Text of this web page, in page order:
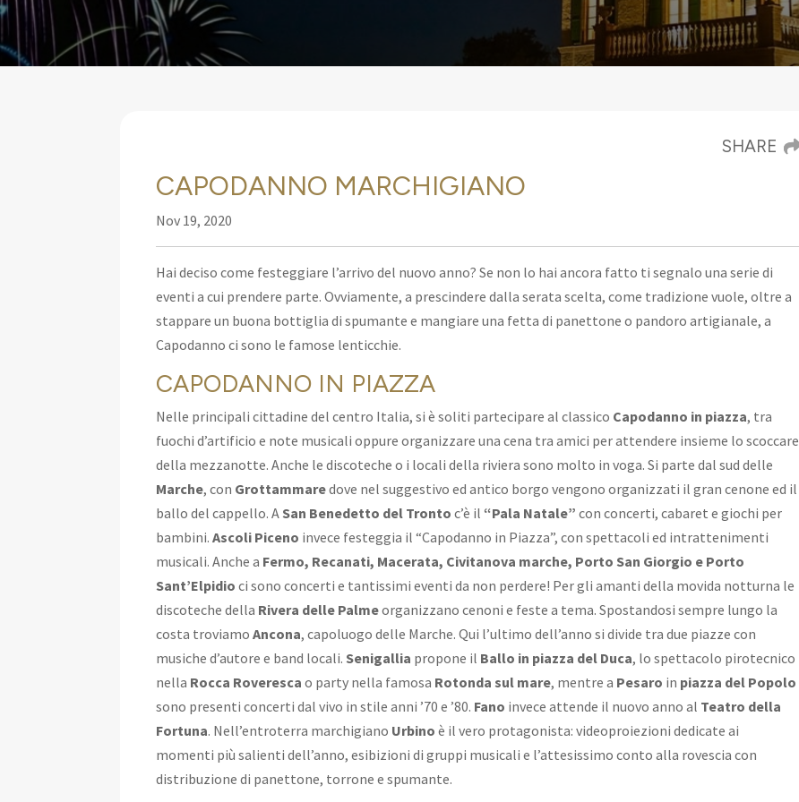
SHARE
CAPODANNO MARCHIGIANO
Nov 19, 2020
Hai deciso come festeggiare l’arrivo del nuovo anno? Se non lo hai ancora fatto ti segnalo una serie di
eventia cui prendere parte. Ovviamente, a prescindere dalla serata scelta, come tradizione vuole, oltre a
stappare un buona bottiglia di spumante e mangiare una fetta di panettone o pandoro artigianale, a
Capodanno ci sono le famose lenticchie.
CAPODANNO IN PIAZZA
Nelle principali cittadine del centro Italia, si è soliti partecipare al classico Capodanno in piazza, tra
fuochi d’artificio e note musicali oppure organizzare una cena tra amici per attendere insieme lo scoccare
della mezzanotte. Anche le discoteche o i locali della riviera sono molto in voga. Si parte dal sud delle
Marche, con Grottammaredove nel suggestivo ed antico borgo vengono organizzati il gran cenone ed il
ballo del cappello. A San Benedetto del Tronto c’è il “Pala Natale” con concerti, cabaret e giochi per
bambini.Ascoli Piceno invece festeggia il “Capodanno in Piazza”, con spettacoli ed intrattenimenti
musicali. Anche a Fermo, Recanati, Macerata, Civitanova marche, Porto San Giorgio e Porto
Sant’Elpidio ci sono concerti e tantissimi eventi da non perdere! Per gli amanti della movida notturna le
discoteche della Rivera delle Palmeorganizzano cenoni e feste a tema. Spostandosi sempre lungo la
costa troviamoAncona, capoluogo delle Marche. Qui l’ultimo dell’anno si divide tra due piazze con
musiche d’autore e band locali. Senigallia propone il Ballo in piazza del Duca, lo spettacolo pirotecnico
nella Rocca Roveresca o party nella famosa Rotonda sul mare, mentre a Pesaro in piazza del Popolo
sono presenti concerti dal vivo in stile anni ’70 e ’80. Fano invece attende il nuovo anno al Teatro della
Fortuna. Nell’entroterra marchigiano Urbino è il vero protagonista: videoproiezioni dedicate ai
momenti più salienti dell’anno, esibizioni di gruppi musicali e l’attesissimo conto alla rovescia con
distribuzione di panettone, torrone e spumante.